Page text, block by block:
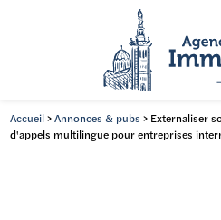
Accueil>Annonces & pubs > Externaliser
d'appels multilingue pour entreprises
Panneau de gestion des cookies